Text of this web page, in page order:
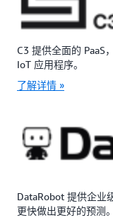
C3 提供全面的 PaaS
IoT 应用程序。
了解详情 »
DataRobot 提供企业
更快做出更好的预测。